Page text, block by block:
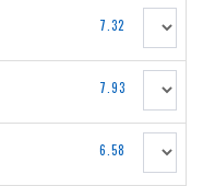
7.32
7.93
6.58